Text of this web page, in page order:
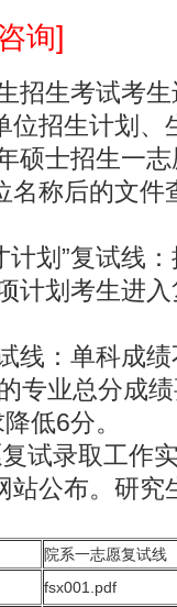
询]
招生考试考
位招生计划、
硕士招生一
名称后的文件
划”复试线
计划考生进
线：单科成
专业总分成
低6分。
试录取工作
站公布。研究
院系一志愿复试线
fsx001.pdf